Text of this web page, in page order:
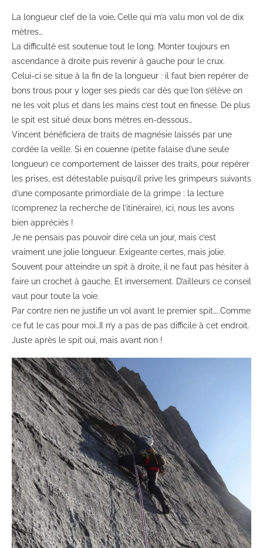
La longueur clef de la voie.Celle qui m’a valu mon vol de dix
mètres…
La difficulté est soutenue tout le long. Monter toujours en
ascendance à droite puis revenir à gauche pour le crux.
Celui-ci se situe à la fin de la longueur : il faut bien repérer de
bons trous pour y loger ses pieds car dès que l’on s’élève on
ne les voit plus et dans les mains c’est tout en finesse. De plus
le spit est situé deux bons mètres en-dessous…
Vincent bénéficiera de traits de magnésie laissés par une
cordée la veille. Si en couenne (petite falaise d’une seule
longueur) ce comportement de laisser des traits, pour repérer
les prises, est détestable puisqu’il prive les grimpeurs suivants
d’une composante primordiale de la grimpe : la lecture
(comprenez la recherche de l’itinéraire), ici, nous les avons
bien appréciés !
Je ne pensais pas pouvoir dire cela un jour, mais c’est
vraiment une jolie longueur. Exigeante certes, mais jolie.
Souvent pour atteindre un spit à droite, il ne faut pas hésiter à
faire un crochet à gauche. Et inversement. D’ailleurs ce conseil
vaut pour toute la voie.
Par contre rien ne justifie un vol avant le premier spit…..Comme
ce fut le cas pour moi…Il n’y a pas de pas difficile à cet endroit.
Juste après le spit oui, mais avant non !